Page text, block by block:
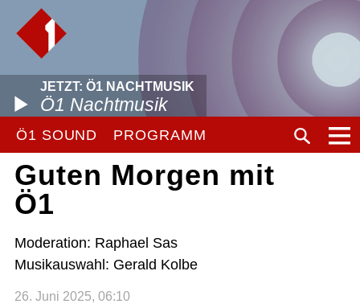
JETZT: Ö1 NACHTMUSIK
Ö1 Nachtmusik
Ö1 SOUND PROGRAMM
Guten Morgen mit
Ö1
Moderation: Raphael Sas
Musikauswahl: Gerald Kolbe
26. Juni 2025, 06:10